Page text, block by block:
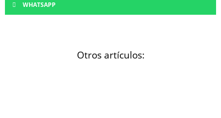
WHATSAPP
Otros artículos: